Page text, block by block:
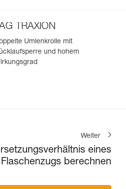
TRAXION
Umlenkrolle mit
und hohem
Weiter
eines
Flaschenzugs berechnen